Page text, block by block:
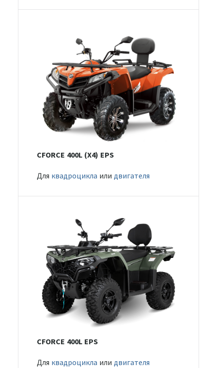
CFORCE 400L (X4) EPS
Для квадроцикла или двигателя
CFORCE 400L EPS
Для квадроцикла или двигателя